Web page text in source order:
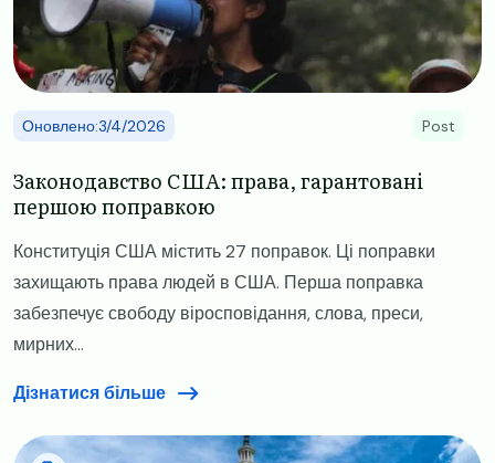
Оновлено:3/4/2026 Post
Законодавство США: права, гарантовані
першою поправкою
Конституція США містить 27 поправок. Ці поправки
захищають права людей в США. Перша поправка
забезпечує свободу віросповідання, слова, преси,
мирних...
Дізнатися більше
Image